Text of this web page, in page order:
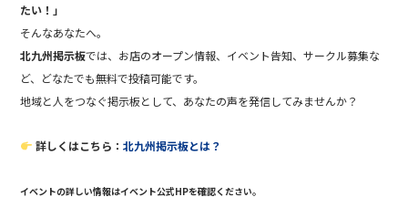
たい！」
そんなあなたへ。
北九州掲示板では、お店のオープン情報、イベント告知、サークル募集な
ど、どなたでも無料で投稿可能です。
地域と人をつなぐ掲示板として、あなたの声を発信してみませんか？
詳しくはこちら：北九州掲示板とは？
イベントの詳しい情報はイベント公式HPを確認ください。